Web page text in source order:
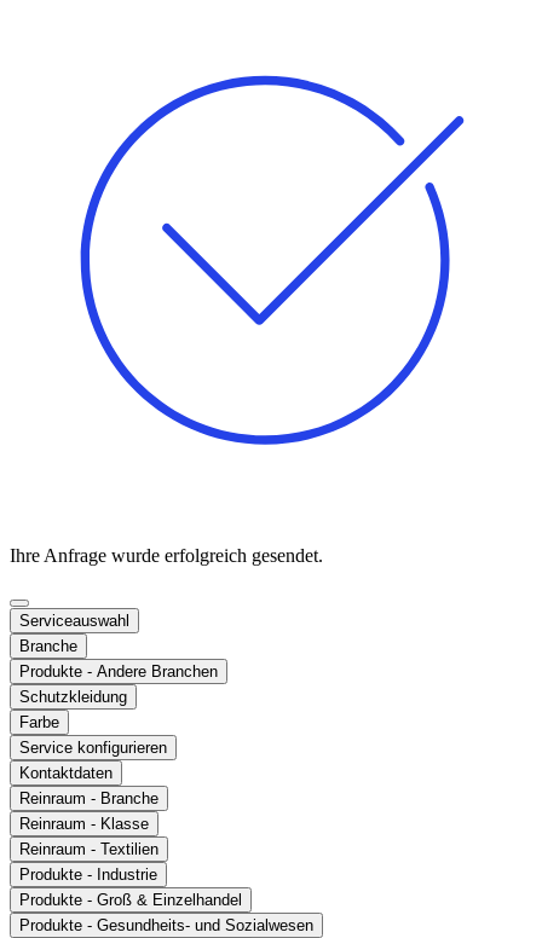
Ihre Anfrage wurde erfolgreich gesendet.
Serviceauswahl
Branche
Produkte - Andere Branchen
Schutzkleidung
Farbe
Service konfigurieren
Kontaktdaten
Reinraum - Branche
Reinraum - Klasse
Reinraum - Textilien
Produkte - Industrie
Produkte - Groß & Einzelhandel
Produkte - Gesundheits- und Sozialwesen